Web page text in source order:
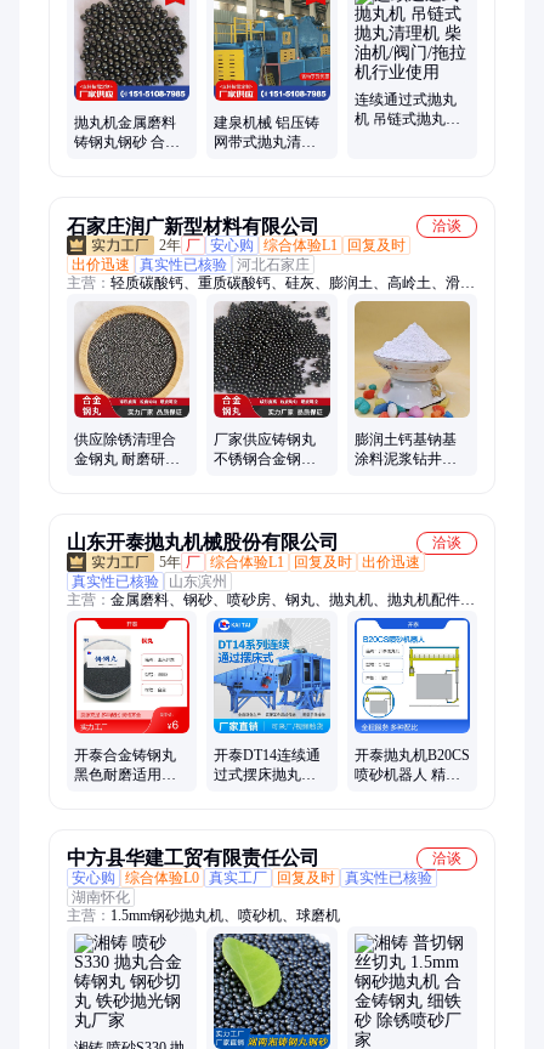
抛丸机金属磨料
铸钢丸钢砂 合金
建泉机械 铝压铸
网带式抛丸清理
连续通过式抛丸
机 吊链式抛丸清
石家庄润广新型材料有限公司
洽谈
2年 厂 安心购 综合体验L1
回复及时
出价迅速
真实性已核验 河北石家庄
主营： 轻质碳酸钙、重质碳酸钙、硅灰、膨润土、高岭土、滑石
粉、珍珠岩、凹凸棒土、贝壳粉、硅藻土、氧化钙、氢氧化钙、
氧化钙颗粒、木质纤维、沸石粉、沸石颗粒、橡胶粉、蛭石、机
制木炭、石英砂、白云石、白云石粉
供应除锈清理合
金钢丸 耐磨研磨
厂家供应铸钢丸
不锈钢合金钢丸
膨润土钙基钠基
涂料泥浆钻井饲
山东开泰抛丸机械股份有限公司
洽谈
5年 厂 综合体验L1 回复及时 出价迅速
真实性已核验
山东滨州
主营： 金属磨料、钢砂、喷砂房、钢丸、抛丸机、抛丸机配件、
钢丝切丸、不锈钢丸、喷砂罐
开泰合金铸钢丸
黑色耐磨适用于
开泰DT14连续通
过式摆床抛丸清
开泰抛丸机B20CS
喷砂机器人 精度
中方县华建工贸有限责任公司
洽谈
安心购
综合体验L0 真实工厂 回复及时 真实性已核验
湖南怀化
主营： 1.5mm钢砂抛丸机、喷砂机、球磨机